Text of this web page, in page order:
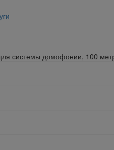
системы домофонии, 100